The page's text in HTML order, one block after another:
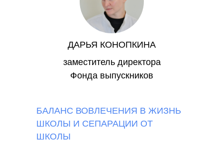
заместитель директора
Фонда выпускников
ДАРЬЯ КОНОПКИНА
БАЛАНС ВОВЛЕЧЕНИЯ В ЖИЗНЬ
ШКОЛЫ И СЕПАРАЦИИ ОТ
ШКОЛЫ